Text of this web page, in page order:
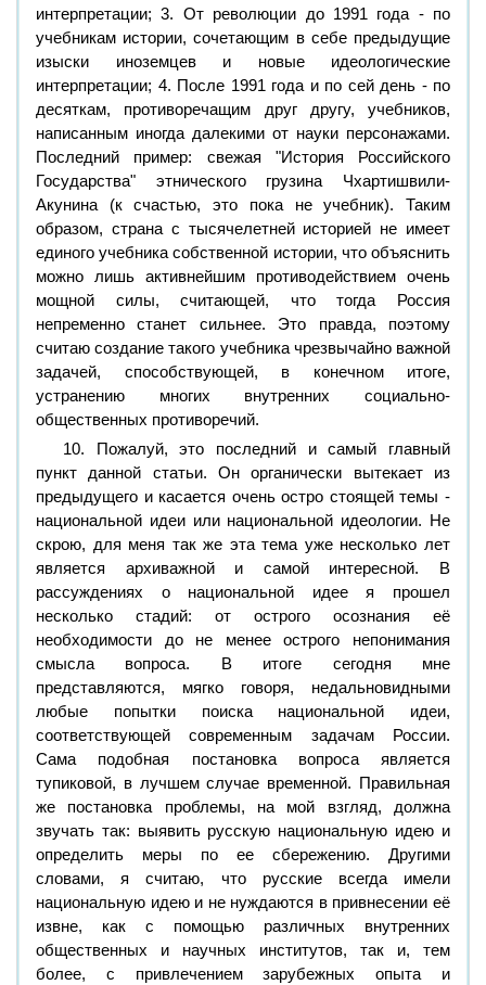
интерпретации; 3. От революции до 1991 года - по
учебникам истории, сочетающим в себе предыдущие
изыски иноземцев и новые идеологические
интерпретации; 4. После 1991 года и по сей день - по
десяткам, противоречащим друг другу, учебников,
написанным иногда далекими от науки персонажами.
Последний пример: свежая "История Российского
Государства" этнического грузина Чхартишвили-
Акунина (к счастью, это пока не учебник). Таким
образом, страна с тысячелетней историей не имеет
единого учебника собственной истории, что объяснить
можно лишь активнейшим противодействием очень
мощной силы, считающей, что тогда Россия
непременно станет сильнее. Это правда, поэтому
считаю создание такого учебника чрезвычайно важной
задачей, способствующей, в конечном итоге,
устранению многих внутренних социально-
общественных противоречий.
10. Пожалуй, это последний и самый главный
пункт данной статьи. Он органически вытекает из
предыдущего и касается очень остро стоящей темы -
национальной идеи или национальной идеологии. Не
скрою, для меня так же эта тема уже несколько лет
является архиважной и самой интересной. В
рассуждениях о национальной идее я прошел
несколько стадий: от острого осознания её
необходимости до не менее острого непонимания
смысла вопроса. В итоге сегодня мне
представляются, мягко говоря, недальновидными
любые попытки поиска национальной идеи,
соответствующей современным задачам России.
Сама подобная постановка вопроса является
тупиковой, в лучшем случае временной. Правильная
же постановка проблемы, на мой взгляд, должна
звучать так: выявить русскую национальную идею и
определить меры по ее сбережению. Другими
словами, я считаю, что русские всегда имели
национальную идею и не нуждаются в привнесении её
извне, как с помощью различных внутренних
общественных и научных институтов, так и, тем
более, с привлечением зарубежных опыта и